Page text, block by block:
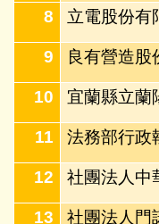
8 立電股份有
9 良有營造股
10 宜蘭縣立蘭
11 法務部行政
12 社團法人中
13 社團法人門